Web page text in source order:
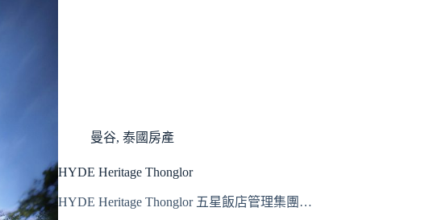
曼谷, 泰國房產
HYDE Heritage Thonglor
HYDE Heritage Thonglor 五星飯店管理集團…